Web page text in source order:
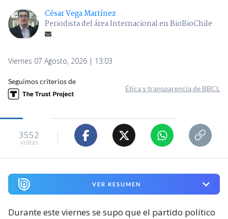
César Vega Martínez
Periodista del área Internacional en BioBioChile
Viernes 07 Agosto, 2026 | 13:03
Seguimos criterios de
Ética y transparencia de BBCL
3552
visitas
VER RESUMEN
Durante este viernes se supo que el partido político